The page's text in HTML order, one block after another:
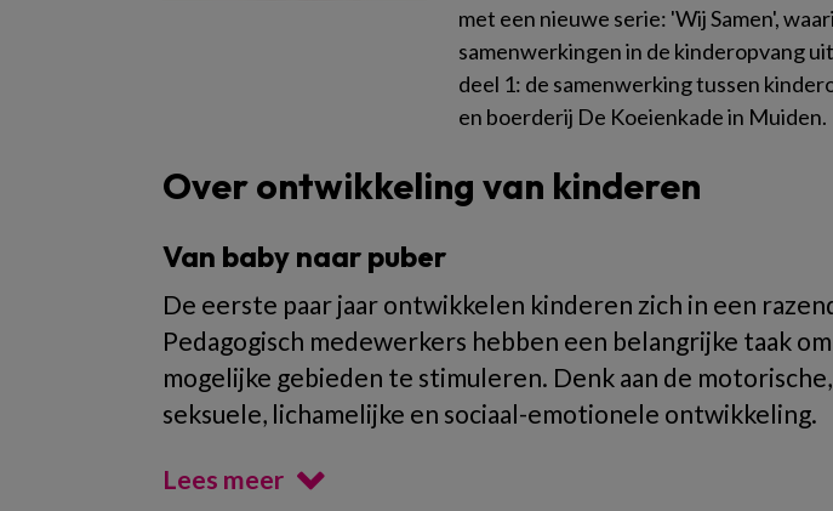
met een nieuwe serie: 'Wij Samen',
samenwerkingen in de kinderopvang
deel 1: de samenwerking tussen
en boerderij De Koeienkade in Muiden.
Over ontwikkeling van kinderen
Van baby naar puber
De eerste paar jaar ontwikkelen kinderen zich in een
Pedagogisch medewerkers hebben een belangrijke taak
mogelijke gebieden te stimuleren. Denk aan de
seksuele, lichamelijke en sociaal-emotionele ontwikkeling.
Lees meer